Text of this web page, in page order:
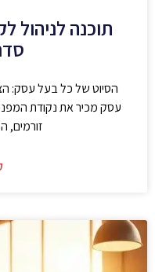
תוכנה לניהול
הסיוט של כל בעל עסק:
עסק מכיר את נקודת
זורמים,